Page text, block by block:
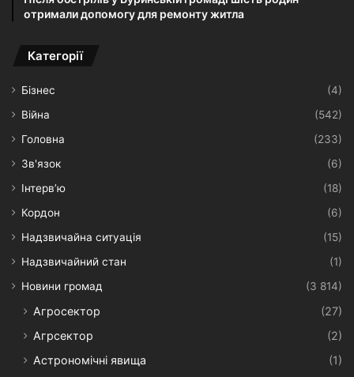
отримали допомогу для ремонту житла
Категорії
Бізнес
(4)
Війна
(542)
Головна
(233)
Зв'язок
(6)
Інтерв’ю
(18)
Кордон
(6)
Надзвичайна ситуація
(15)
Надзвичайний стан
(1)
Новини громад
(3 814)
Агросектор
(27)
Агрсектор
(2)
Астрономічні явища
(1)